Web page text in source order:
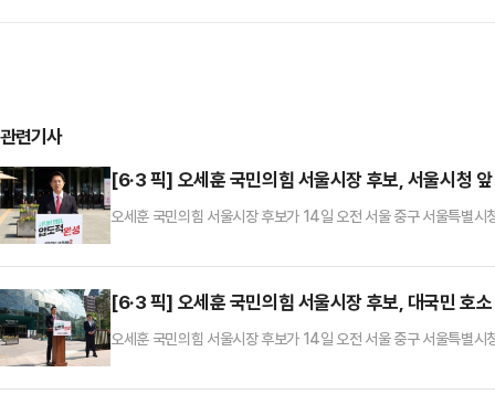
관련기사
[6·3 픽] 오세훈 국민의힘 서울시장 후보, 서울시청
오세훈 국민의힘 서울시장 후보가 14일 오전 서울 중구 서울특별시
[6·3 픽] 오세훈 국민의힘 서울시장 후보, 대국민 호
오세훈 국민의힘 서울시장 후보가 14일 오전 서울 중구 서울특별시